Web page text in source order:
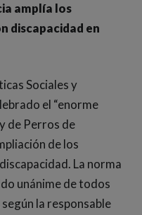
amplía los
discapacidad en
Sociales y
el “enorme
de Perros de
de los
La norma
unánime de todos
la responsable